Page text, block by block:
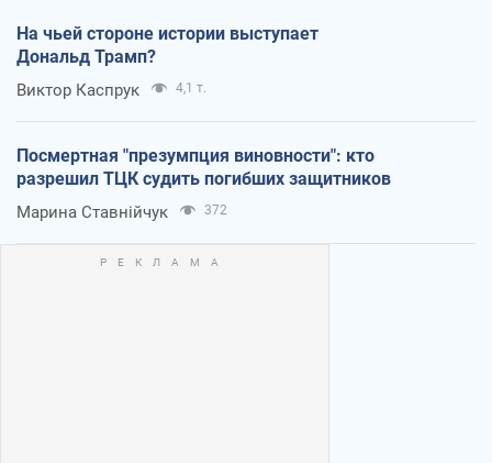
На чьей стороне истории выступает
Дональд Трамп?
Виктор Каспрук 4,1 т.
Посмертная "презумпция виновности": кто
разрешил ТЦК судить погибших защитников
Марина Ставнійчук 372